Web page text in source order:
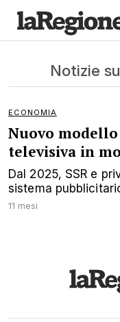
Notizie
ECONOMIA
Nuovo
televisiva in
Dal 2025, SSR e
sistema
11 mesi